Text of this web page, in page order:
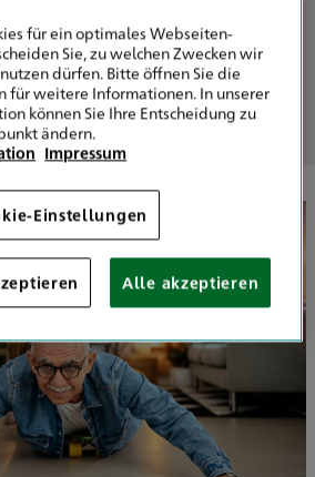
weiter. Zum Beispiel, indem Sie
sorgen. Wenn es um die
sind wir an Ihrer Seite.
für ein optimales Webseiten-
Sie, zu welchen Zwecken wir
dürfen. Bitte öffnen Sie die
für weitere Informationen. In unserer
können Sie Ihre Entscheidung zu
ändern.
Impressum
Einstellungen
Alle akzeptieren